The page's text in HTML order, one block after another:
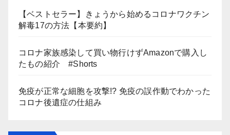
【ベストセラー】きょうから始めるコロナワクチン
解毒17の方法【本要約】
コロナ家族感染して買い物行けずAmazonで購入し
たもの紹介 #Shorts
免疫が正常な細胞を攻撃!? 免疫の誤作動でわかった
コロナ後遺症の仕組み